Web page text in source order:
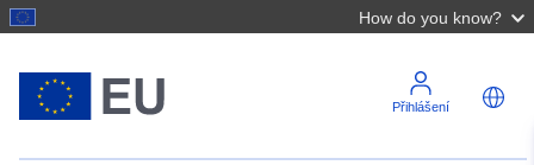
How do you know?
Přihlášení